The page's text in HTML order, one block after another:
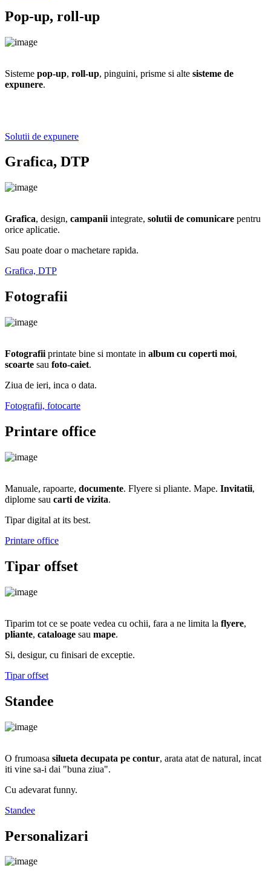
Pop-up, roll-up
Sisteme pop-up, roll-up, pinguini, prisme si alte sisteme de
expunere.
Solutii de expunere
Grafica, DTP
Grafica, design, campanii integrate, solutii de comunicare pentru
orice aplicatie.
Sau poate doar o machetare rapida.
Grafica, DTP
Fotografii
Fotografii printate bine si montate in album cu coperti moi,
scoarte sau foto-caiet.
Ziua de ieri, inca o data.
Fotografii, fotocarte
Printare office
Manuale, rapoarte, documente. Flyere si pliante. Mape. Invitatii,
diplome sau carti de vizita.
Tipar digital at its best.
Printare office
Tipar offset
Tiparim tot ce se poate vedea cu ochii, fara a ne limita la flyere,
pliante, cataloage sau mape.
Si, desigur, cu finisari de exceptie.
Tipar offset
Standee
O frumoasa silueta decupata pe contur, arata atat de natural, incat
iti vine sa-i dai "buna ziua".
Cu adevarat funny.
Standee
Personalizari